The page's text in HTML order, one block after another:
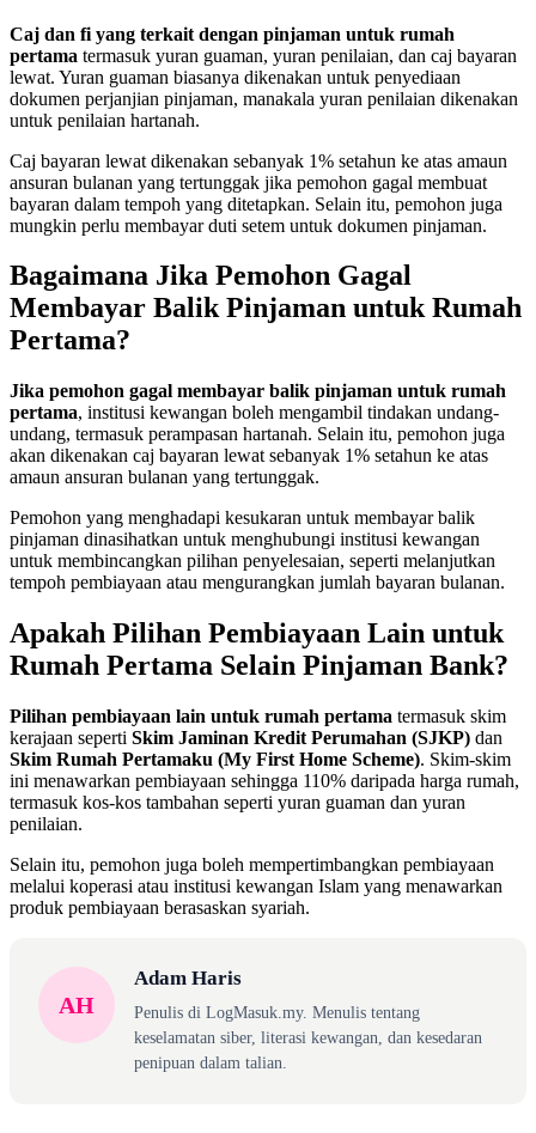
Caj dan fi yang terkait dengan pinjaman untuk rumah
pertama termasuk yuran guaman, yuran penilaian, dan caj bayaran
lewat. Yuran guaman biasanya dikenakan untuk penyediaan
dokumen perjanjian pinjaman, manakala yuran penilaian dikenakan
untuk penilaian hartanah.
Caj bayaran lewat dikenakan sebanyak 1% setahun ke atas amaun
ansuran bulanan yang tertunggak jika pemohon gagal membuat
bayaran dalam tempoh yang ditetapkan. Selain itu, pemohon juga
mungkin perlu membayar duti setem untuk dokumen pinjaman.
Bagaimana Jika Pemohon Gagal
Membayar Balik Pinjaman untuk Rumah
Pertama?
Jika pemohon gagal membayar balik pinjaman untuk rumah
pertama, institusi kewangan boleh mengambil tindakan undang-
undang, termasuk perampasan hartanah. Selain itu, pemohon juga
akan dikenakan caj bayaran lewat sebanyak 1% setahun ke atas
amaun ansuran bulanan yang tertunggak.
Pemohon yang menghadapi kesukaran untuk membayar balik
pinjaman dinasihatkan untuk menghubungi institusi kewangan
untuk membincangkan pilihan penyelesaian, seperti melanjutkan
tempoh pembiayaan atau mengurangkan jumlah bayaran bulanan.
Apakah Pilihan Pembiayaan Lain untuk
Rumah Pertama Selain Pinjaman Bank?
Pilihan pembiayaan lain untuk rumah pertama termasuk skim
kerajaan seperti Skim Jaminan Kredit Perumahan (SJKP) dan
Skim Rumah Pertamaku (My First Home Scheme). Skim-skim
ini menawarkan pembiayaan sehingga 110% daripada harga rumah,
termasuk kos-kos tambahan seperti yuran guaman dan yuran
penilaian.
Selain itu, pemohon juga boleh mempertimbangkan pembiayaan
melalui koperasi atau institusi kewangan Islam yang menawarkan
produk pembiayaan berasaskan syariah.
AH
Adam Haris
Penulis di LogMasuk.my. Menulis tentang
keselamatan siber, literasi kewangan, dan kesedaran
penipuan dalam talian.